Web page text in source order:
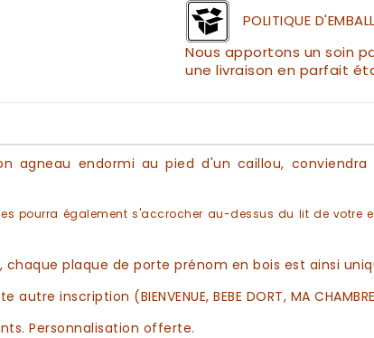
POLITIQUE
Nous apportons un soin
une livraison en parfait
agneau endormi au pied d'un caillou,
pourra également s'accrocher au-dessus du lit de votre
chaque plaque de porte prénom en bois est ainsi
autre inscription (BIENVENUE, BEBE DORT, MA
Personnalisation offerte.